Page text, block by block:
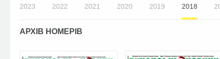
2023 2022 2021 2020 2019 2018
АРХІВ НОМЕРІВ